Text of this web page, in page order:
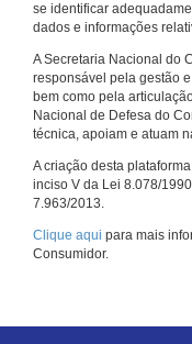
se identificar
dados e informações
A Secretaria Nacional do
responsável pela gestão
bem como pela
Nacional de Defesa do
técnica, apoiam e atuam
A criação desta
inciso V da Lei 8.078/
7.963/2013.
Clique aqui para mais
Consumidor.